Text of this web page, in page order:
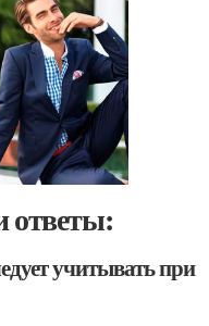
ответы:
учитывать при